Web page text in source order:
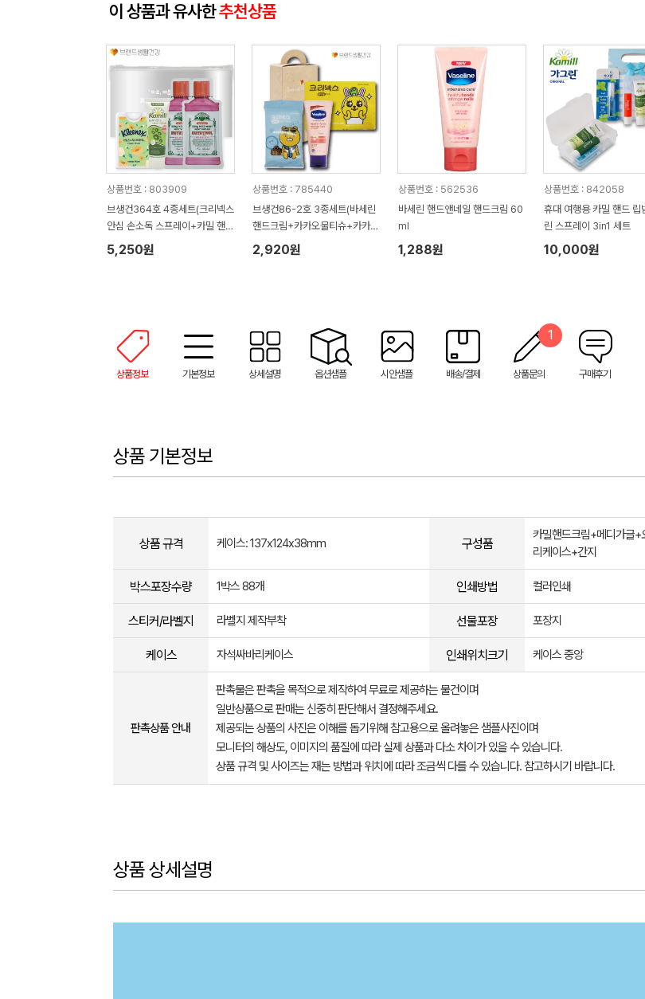
이 상품과 유사한추천상품
상품번호 : 803909
브생건364호 4종세트(크리넥스
안심 손소독 스프레이+카밀 핸드
크림+유시몰 가글2매)
5,250원
상품번호 : 785440
브생건86-2호 3종세트(바세린
핸드크림+카카오물티슈+카카오
미용휴지)
2,920원
상품번호 : 562536
바세린 핸드앤네일 핸드크림 60
ml
1,288원
상품번호 : 842058
휴대 여행용 카밀 핸드 립
린 스프레이 3in1 세트
10,000원
상품정보 기본정보 상세설명 옵션샘플 시안샘플 배송/결제 상품문의
1
구매후기
상품 기본정보
상품 규격 케이스: 137x124x38mm 구성품
카밀핸드크림+메디가글
리케이스+간지
박스포장수량 1박스 88개 인쇄방법 컬러인쇄
스티커/라벨지 라벨지 제작부착 선물포장 포장지
케이스 자석싸바리케이스 인쇄위치크기 케이스 중앙
판촉상품 안내
판촉물은 판촉을 목적으로 제작하여 무료로 제공하는 물건이며
일반상품으로 판매는 신중히 판단해서 결정해주세요.
제공되는 상품의 사진은 이해를 돕기위해 참고용으로 올려놓은 샘플사진이며
모니터의 해상도, 이미지의 품질에 따라 실제 상품과 다소 차이가 있을 수 있습니다.
상품 규격 및 사이즈는 재는 방법과 위치에 따라 조금씩 다를 수 있습니다. 참고하시기 바랍니다.
상품 상세설명